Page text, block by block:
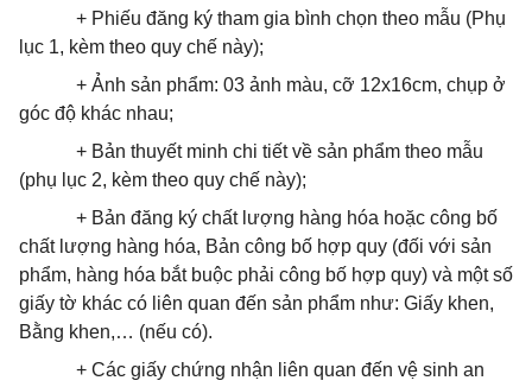
+ Phiếu đăng ký tham gia bình chọn theo mẫu (Phụ
lục 1, kèm theo quy chế này);
+ Ảnh sản phẩm: 03 ảnh màu, cỡ 12x16cm, chụp ở
góc độ khác nhau;
+ Bản thuyết minh chi tiết về sản phẩm theo mẫu
(phụ lục 2, kèm theo quy chế này);
+ Bản đăng ký chất lượng hàng hóa hoặc công bố
chất lượng hàng hóa, Bản công bố hợp quy (đối với sản
phẩm, hàng hóa bắt buộc phải công bố hợp quy) và một số
giấy tờ khác có liên quan đến sản phẩm như: Giấy khen,
Bằng khen,… (nếu có).
+ Các giấy chứng nhận liên quan đến vệ sinh an